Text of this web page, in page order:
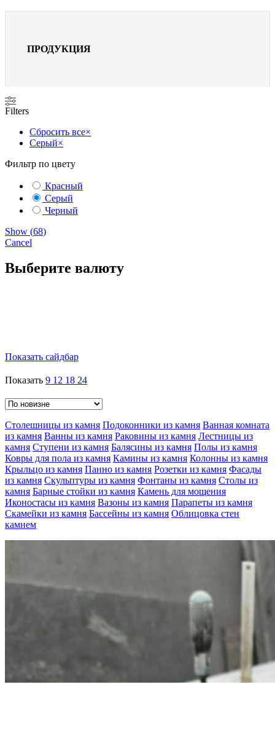
ПРОДУКЦИЯ
Filters
Сбросить все×
Серый×
Фильтр по цвету
Красный
Серый
Черный
Show (68)
Cancel
Выберите валюту
Показать сайдбар
Показать 9 12 18 24
Столешницы из камня Подоконники из камня Ванная комната
из камня Ванны из камня Раковины из камня Лестницы из
камня Ступени из камня Балясины из камня Полы из камня
Ковры для пола из камня Камины из камня Колонны из камня
Крыльцо из камня Панно из камня Розетки из камня Фасады
из камня Скульптуры из камня Фонтаны из камня Столы из
камня Барные стойки из камня Камень для мощения
Иконостасы из камня Вазоны из камня Парапеты из камня
Скамейки из камня Бассейны из камня Облицовка стен
камнем